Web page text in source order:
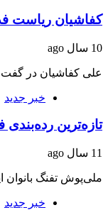
کفاشیان ریاست
10 سال ago
علی کفاشیان در گفت
خبر جدید
تازه‌ترین
11 سال ago
ملی‌پوش تفنگ بانوان
خبر جدید